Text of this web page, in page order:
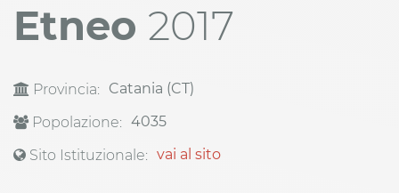
Etneo 2017
Provincia:
Catania (CT)
Popolazione: 4035
Sito Istituzionale: vai al sito